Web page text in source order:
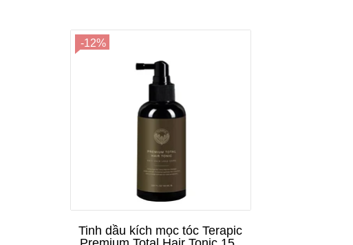
-12%
Tinh dầu kích mọc tóc Terapic